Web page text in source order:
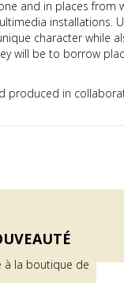
and in places from
installations.
character while
will be to borrow
in
à la boutique de